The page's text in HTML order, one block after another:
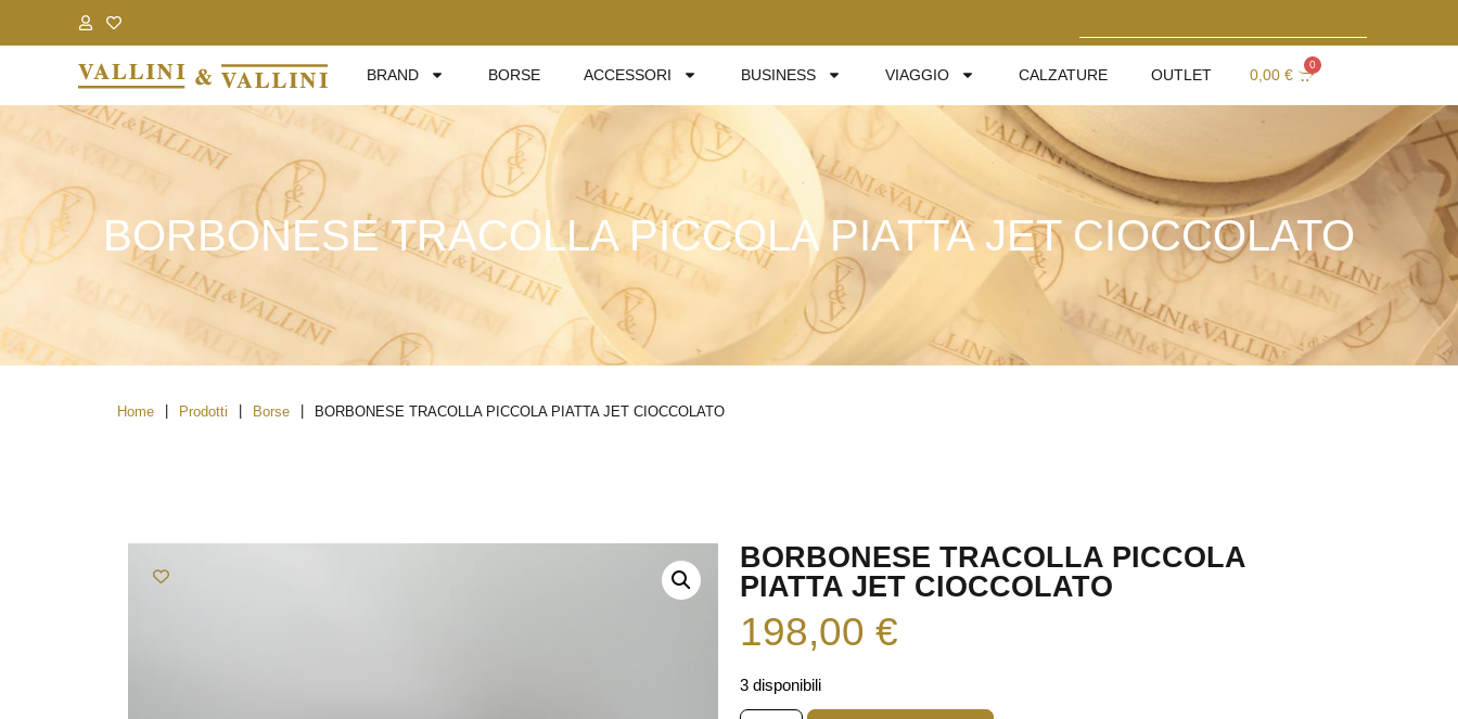
BRAND BORSE ACCESSORI BUSINESS VIAGGIO CALZATURE OUTLET 0,00 €
0
BORBONESE TRACOLLA PICCOLA PIATTA JET CIOCCOLATO
Home Prodotti Borse BORBONESE TRACOLLA PICCOLA PIATTA JET CIOCCOLATO
BORBONESE TRACOLLA PICCOLA
PIATTA JET CIOCCOLATO
198,00 €
3 disponibili